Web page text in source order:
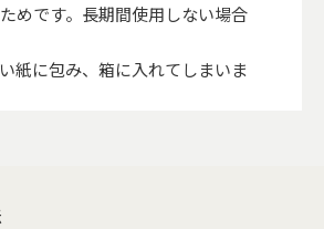
めです。長期間使用しない場合
紙に包み、箱に入れてしまいま